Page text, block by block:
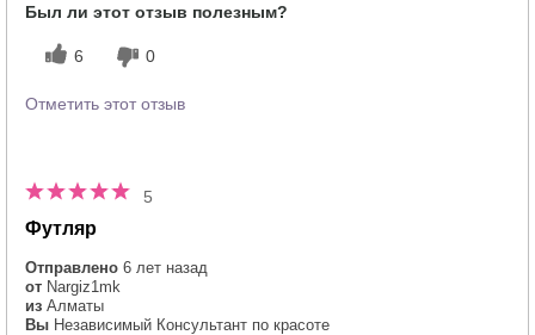
Был ли этот отзыв полезным?
6 0
Отметить этот отзыв
5
Футляр
Отправлено 6 лет назад
от Nargiz1mk
из Алматы
Вы Независимый Консультант по красоте